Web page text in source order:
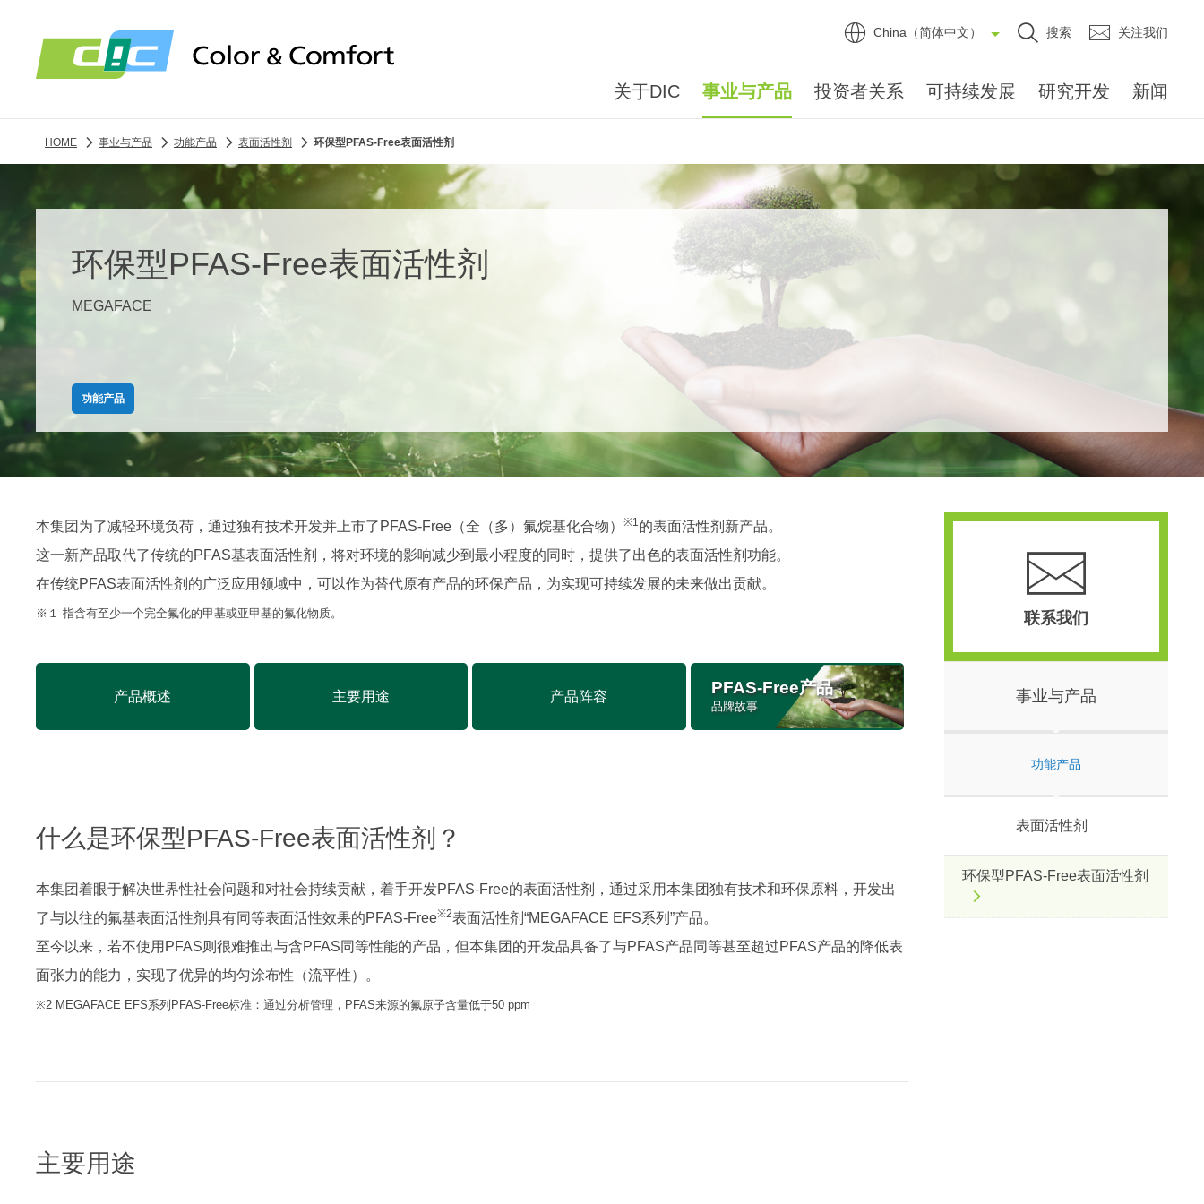
China（简体中文） 搜索 关注我们
关于DIC 事业与产品 投资者关系 可持续发展 研究开发 新闻
HOME 事业与产品 功能产品 表面活性剂 环保型PFAS-Free表面活性剂
环保型PFAS-Free表面活性剂
MEGAFACE
功能产品
本集团为了减轻环境负荷，通过独有技术开发并上市了PFAS-Free（全（多）氟烷基化合物） ※1的表面活性剂新产品。
这一新产品取代了传统的PFAS基表面活性剂，将对环境的影响减少到最小程度的同时，提供了出色的表面活性剂功能。
在传统PFAS表面活性剂的广泛应用领域中，可以作为替代原有产品的环保产品，为实现可持续发展的未来做出贡献。
※１ 指含有至少一个完全氟化的甲基或亚甲基的氟化物质。
产品概述 主要用途 产品阵容 PFAS-Free产品
品牌故事
什么是环保型PFAS-Free表面活性剂？
本集团着眼于解决世界性社会问题和对社会持续贡献，着手开发PFAS-Free的表面活性剂，通过采用本集团独有技术和环保原料，开发出
了与以往的氟基表面活性剂具有同等表面活性效果的PFAS-Free※2表面活性剂“MEGAFACE EFS系列”产品。
至今以来，若不使用PFAS则很难推出与含PFAS同等性能的产品，但本集团的开发品具备了与PFAS产品同等甚至超过PFAS产品的降低表
面张力的能力，实现了优异的均匀涂布性（流平性）。
※2 MEGAFACE EFS系列PFAS-Free标准：通过分析管理，PFAS来源的氟原子含量低于50 ppm
主要用途
联系我们
事业与产品
功能产品
表面活性剂
环保型PFAS-Free表面活性剂